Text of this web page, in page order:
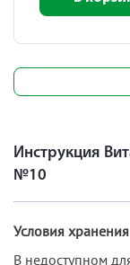
Инструкция
№10
Условия хранения
В недоступном